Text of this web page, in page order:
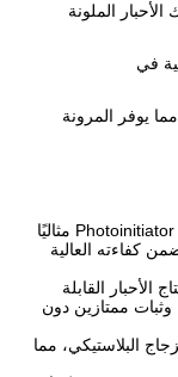
الملونة
في
يوفر المرونة
يعد Photoinitiator 907 مثاليًا
كفاءته العالية
الأحبار القابلة
وثبات ممتازين دون
البلاستيكي، مما